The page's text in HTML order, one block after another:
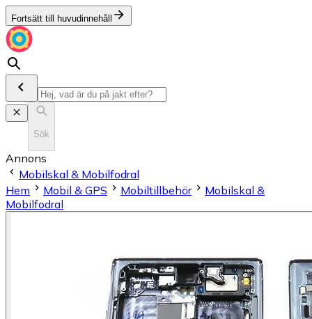
Fortsätt till huvudinnehåll
Sök
Annons
Mobilskal & Mobilfodral
Hem
Mobil & GPS Mobiltillbehör
Mobilskal &
Mobilfodral